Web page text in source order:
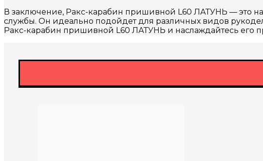
В заключение, Ракс-карабин пришивной L60 ЛАТУНЬ — это
службы. Он идеально подойдет для различных видов
Ракс-карабин пришивной L60 ЛАТУНЬ и наслаждайтесь его